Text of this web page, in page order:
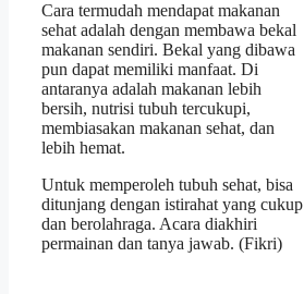
Cara termudah mendapat makanan
sehat adalah dengan membawa bekal
makanan sendiri. Bekal yang dibawa
pun dapat memiliki manfaat. Di
antaranya adalah makanan lebih
bersih, nutrisi tubuh tercukupi,
membiasakan makanan sehat, dan
lebih hemat.
Untuk memperoleh tubuh sehat, bisa
ditunjang dengan istirahat yang cukup
dan berolahraga. Acara diakhiri
permainan dan tanya jawab. (Fikri)